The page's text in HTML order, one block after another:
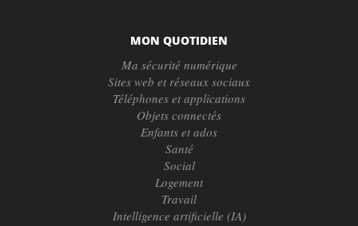
MON QUOTIDIEN
Ma sécurité numérique
Sites web et réseaux sociaux
Téléphones et applications
Objets connectés
Enfants et ados
Santé
Social
Logement
Travail
Intelligence artificielle (IA)